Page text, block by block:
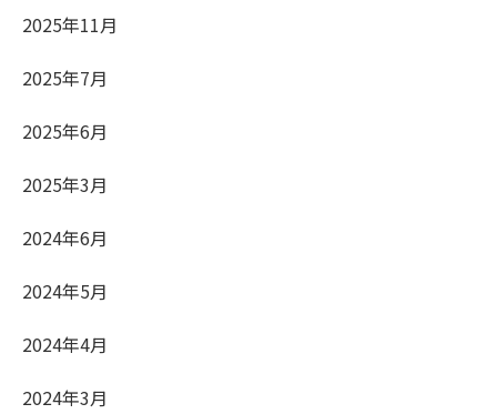
2025年11月
2025年7月
2025年6月
2025年3月
2024年6月
2024年5月
2024年4月
2024年3月